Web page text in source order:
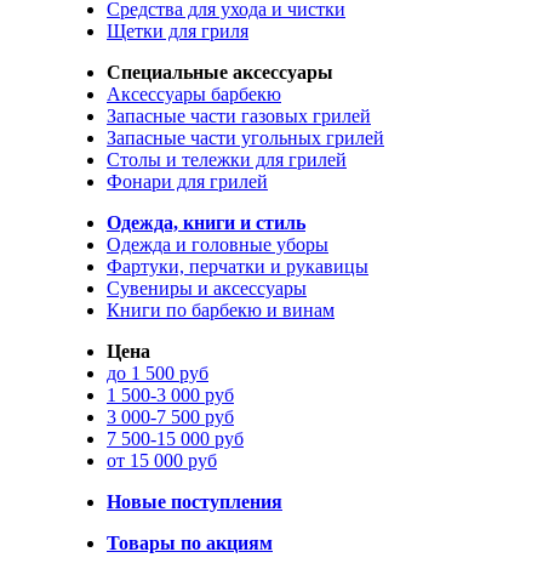
Средства для ухода и чистки
Щетки для гриля
Специальные аксессуары
Аксессуары барбекю
Запасные части газовых грилей
Запасные части угольных грилей
Столы и тележки для грилей
Фонари для грилей
Одежда, книги и стиль
Одежда и головные уборы
Фартуки, перчатки и рукавицы
Сувениры и аксессуары
Книги по барбекю и винам
Цена
до 1 500 руб
1 500-3 000 руб
3 000-7 500 руб
7 500-15 000 руб
от 15 000 руб
Новые поступления
Товары по акциям